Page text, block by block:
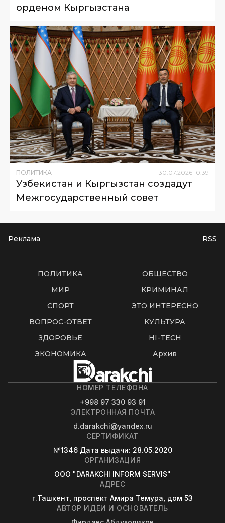
орденом Кыргызстана
ПОЛИТИКА 30 07 2026 10:39
Узбекистан и Кыргызстан создадут
Межгосударственный совет
Реклама RSS
ПОЛИТИКА
ОБЩЕСТВО
МИР
КРИМИНАЛ
СПОРТ
ЭТО ИНТЕРЕСНО
ВОПРОС-ОТВЕТ
КУЛЬТУРА
ЗДОРОВЬЕ
HI-TECH
ЭКОНОМИКА
Архив
НОМЕР ТЕЛЕФОНА
+998 97 330 93 91
ЭЛЕКТРОННАЯ ПОЧТА
d.darakchi@yandex.ru
СЕРТИФИКАТ
№1346 Дата выдачи: 28.05.2020
ОРГАНИЗАЦИЯ
OOO "DARAKCHI INFORM SERVIS"
АДРЕС
г.Ташкент, проспект Амира Темура, дом 53
АВТОР ИДЕИ И ОСНОВАТЕЛЬ